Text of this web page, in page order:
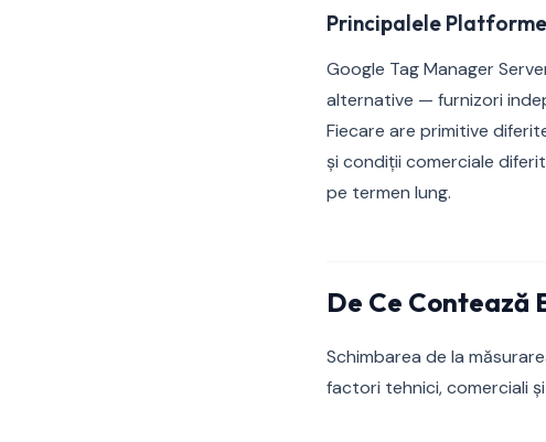
Principalele Platforme
Google Tag Manager
alternative — furnizori
Fiecare are primitive
și condiții comerciale
pe termen lung.
De Ce Contează
Schimbarea de la
factori tehnici, comerciali